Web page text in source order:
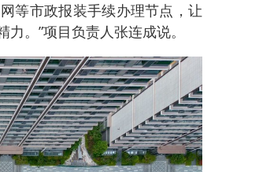
等市政报装手续办理节点，让
。”项目负责人张连成说。